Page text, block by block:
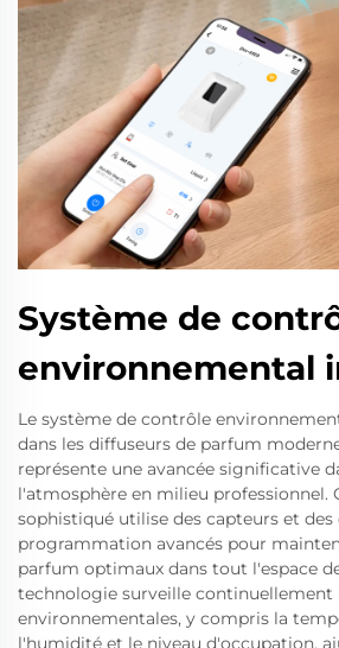
Système de
environnemental
Le système de contrôle
dans les diffuseurs de parfum
représente une avancée significative
l'atmosphère en milieu professionnel.
sophistiqué utilise des capteurs et des
programmation avancés pour
parfum optimaux dans tout l'espace
technologie surveille continuellement
environnementales, y compris la
l'humidité et le niveau d'occupation,